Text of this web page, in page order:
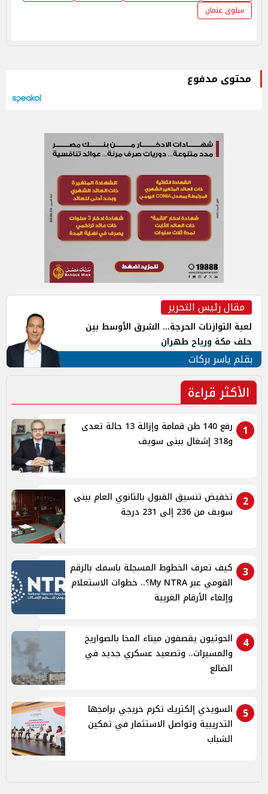
سلوى عثمان
محتوى مدفوع
مقال رئيس التحرير
لعبة التوازنات الحرجة... الشرق الأوسط بين
حلف مكة ورياح طهران
بقلم ياسر بركات
الأكثر قراءة
1
رفع 140 طن قمامة وإزالة 13 حالة تعدى
و318 إشغال ببنى سويف
2
تخفيض تنسيق القبول بالثانوي العام ببنى
سويف من 236 إلى 231 درجة
3
كيف تعرف الخطوط المسجلة باسمك بالرقم
القومي عبر My NTRA؟.. خطوات الاستعلام
وإلغاء الأرقام الغريبة
4
الحوثيون يقصفون ميناء المخا بالصواريخ
والمسيرات.. وتصعيد عسكري جديد في
الضالع
5
السويدي إلكتريك تكرم خريجي برامجها
التدريبية وتواصل الاستثمار في تمكين
الشباب